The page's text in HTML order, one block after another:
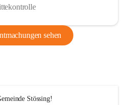
sehen
Stössing!